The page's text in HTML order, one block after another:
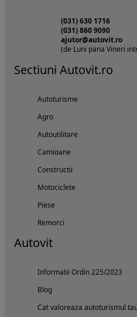
(031) 630 1716
(031) 860 9090
ajutor@autovit.ro
(de Luni pana Vineri
Sectiuni Autovit.ro
Autoturisme
Agro
Autoutilitare
Camioane
Constructii
Motociclete
Piese
Remorci
Autovit
Informatii Ordin 225/2023
Blog
Cat valoreaza autoturismul